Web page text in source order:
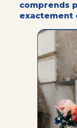
comprends
exactement